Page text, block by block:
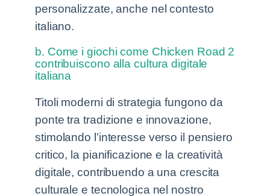
personalizzate, anche nel contesto
italiano.
b. Come i giochi come Chicken Road 2
contribuiscono alla cultura digitale
italiana
Titoli moderni di strategia fungono da
ponte tra tradizione e innovazione,
stimolando l’interesse verso il pensiero
critico, la pianificazione e la creatività
digitale, contribuendo a una crescita
culturale e tecnologica nel nostro